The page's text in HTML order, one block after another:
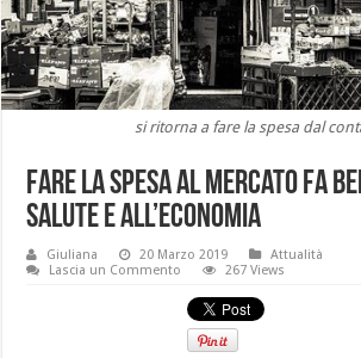
si ritorna a fare la spesa dal
Fare la spesa al mercato fa
salute e all’economia
Giuliana 20 Marzo 2019
Attualità
Lascia un Commento
267 Views